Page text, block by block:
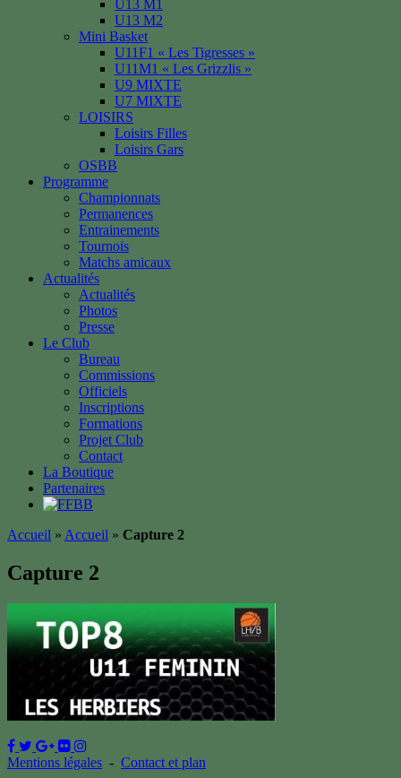
U13 M1
U13 M2
Mini Basket
U11F1 « Les Tigresses »
U11M1 « Les Grizzlis »
U9 MIXTE
U7 MIXTE
LOISIRS
Loisirs Filles
Loisirs Gars
OSBB
Programme
Championnats
Permanences
Entrainements
Tournois
Matchs amicaux
Actualités
Actualités
Photos
Presse
Le Club
Bureau
Commissions
Officiels
Inscriptions
Formations
Projet Club
Contact
La Boutique
Partenaires
Accueil » Accueil » Capture 2
Capture 2
Mentions légales - Contact et plan